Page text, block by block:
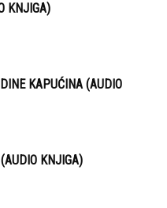
KNJIGA)
KAPUĆINA (AUDIO
KNJIGA)